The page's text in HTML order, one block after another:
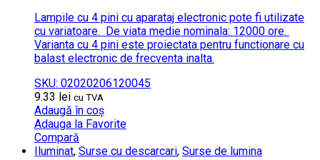
Lampile cu 4 pini cu aparataj electronic pote fi utilizate
cu variatoare. De viata medie nominala: 12000 ore.
Varianta cu 4 pini este proiectata pentru functionare cu
balast electronic de frecventa inalta.
SKU: 02020206120045
9.33 lei cu TVA
Adaugă în coș
Adauga la Favorite
Compară
Iluminat, Surse cu descarcari, Surse de lumina